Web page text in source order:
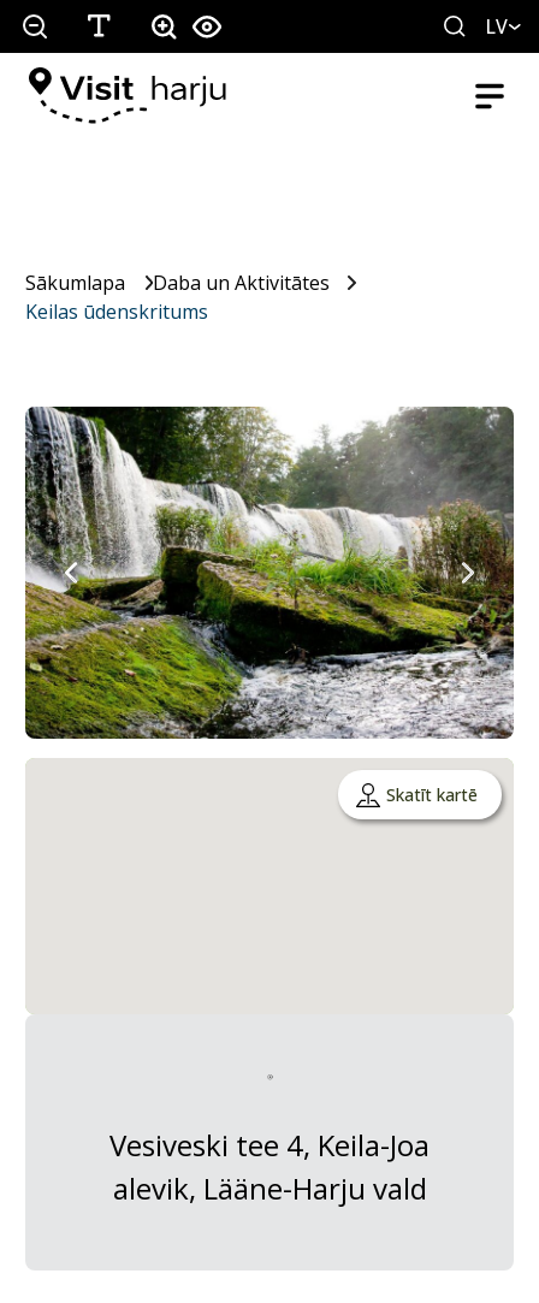
LV
Sākumlapa
Daba un Aktivitātes
Keilas ūdenskritums
Skatīt kartē
Vesiveski tee 4, Keila-Joa
alevik, Lääne-Harju vald